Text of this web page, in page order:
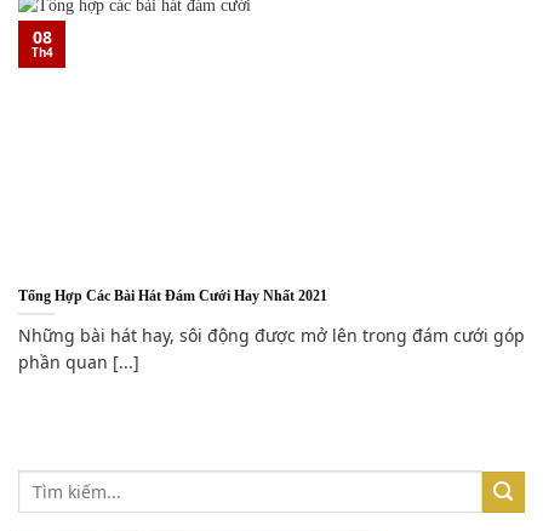
Tổng Hợp Các Bài Hát Đám Cưới Hay Nhất 2021
Những bài hát hay, sôi động được mở lên trong đám cưới góp
phần quan [...]
08
Th4